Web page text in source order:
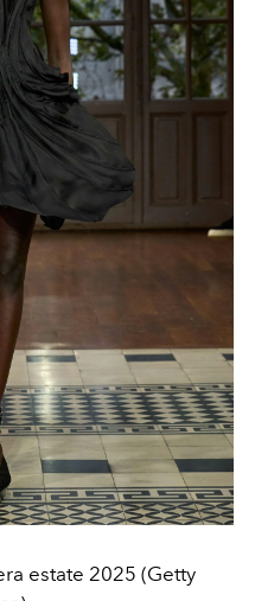
estate 2025 (Getty